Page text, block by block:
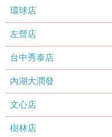
環球店
左營店
台中秀泰店
內湖大潤發
文心店
樹林店